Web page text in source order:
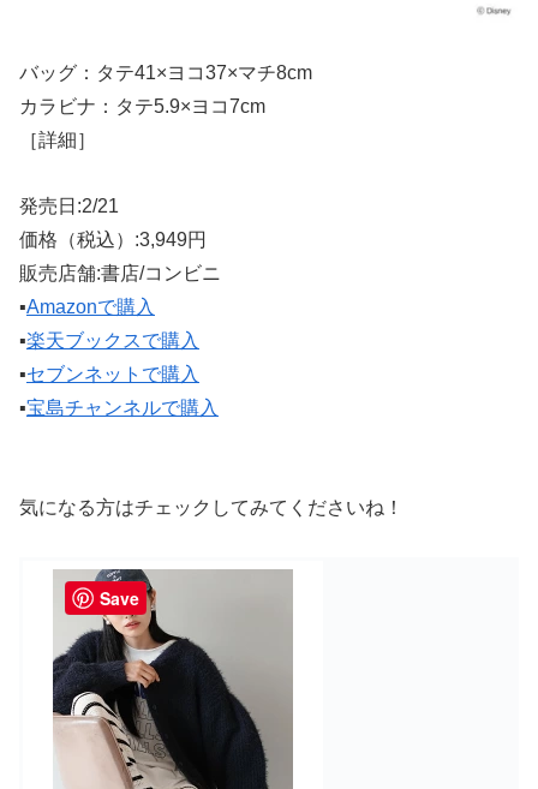
バッグ：タテ41×ヨコ37×マチ8cm
カラビナ：タテ5.9×ヨコ7cm
［詳細］
発売日:2/21
価格（税込）:3,949円
販売店舗:書店/コンビニ
▪️Amazonで購入
▪️楽天ブックスで購入
▪️セブンネットで購入
▪️宝島チャンネルで購入
気になる方はチェックしてみてくださいね！
Save